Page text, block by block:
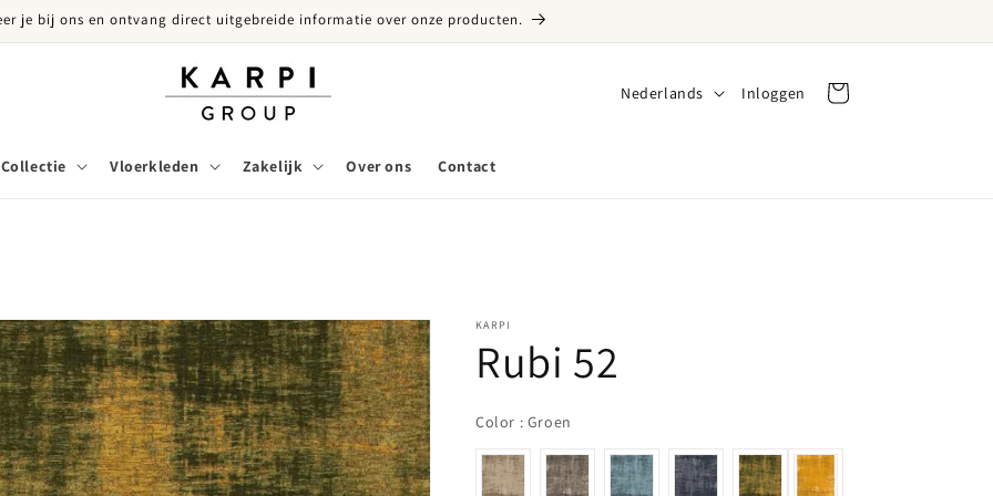
je bij ons en ontvang direct uitgebreide informatie over onze producten.
Collectie Vloerkleden Zakelijk Over ons Contact
Taal
Nederlands Inloggen
InloggenWinkelwagen
KARPI
Rubi 52
Color : Groen